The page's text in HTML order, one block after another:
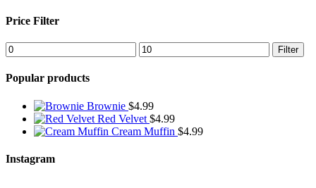
Price Filter
Min.
Preis
Max.
Preis
Filter
Popular products
Brownie $4.99
Red Velvet $4.99
Cream Muffin $4.99
Instagram